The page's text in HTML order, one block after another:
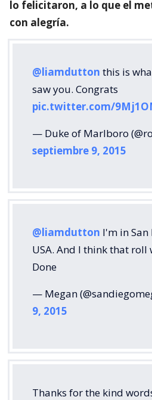
lo felicitaron, a lo que el
con alegría.
@liamdutton this is
saw you. Congrats
pic.twitter.com/
— Duke of Marlboro
septiembre 9, 2015
@liamdutton I'm in
USA. And I think that roll
Done
— Megan
9, 2015
Thanks for the kind